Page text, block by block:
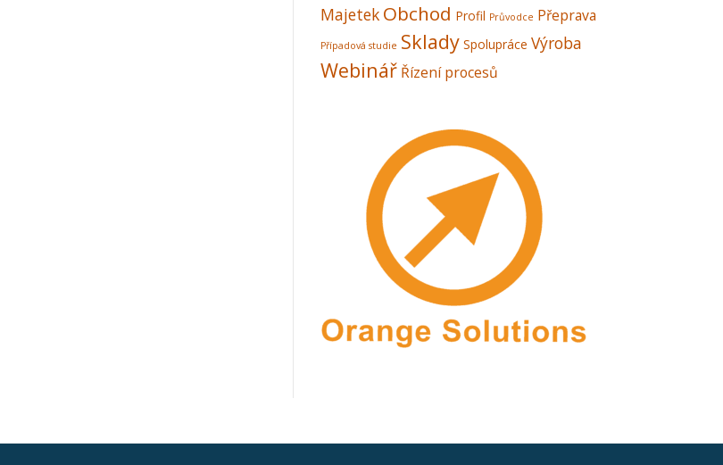
Majetek Obchod Profil Průvodce Přeprava
Případová studie Sklady Spolupráce Výroba
Webinář Řízení procesů